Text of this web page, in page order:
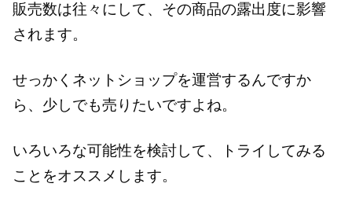
販売数は往々にして、その商品の露出度に影響
されます。
せっかくネットショップを運営するんですか
ら、少しでも売りたいですよね。
いろいろな可能性を検討して、トライしてみる
ことをオススメします。